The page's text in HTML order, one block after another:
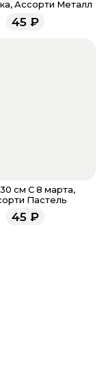
9.00 до 23.00 и
Ассорти Металл
45 ₽
30 см С 8 марта,
Пастель
45 ₽